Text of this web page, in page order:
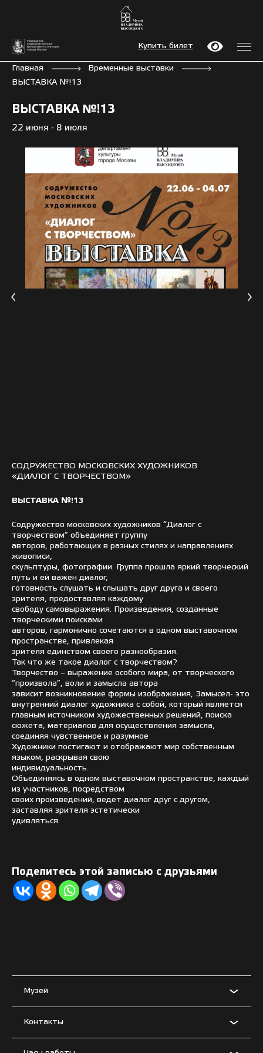
Купить билет
Главная
Временные выставки
ВЫСТАВКА №!13
ВЫСТАВКА №!13
22 июня - 8 июля
СОДРУЖЕСТВО МОСКОВСКИХ ХУДОЖНИКОВ
«ДИАЛОГ С ТВОРЧЕСТВОМ»
ВЫСТАВКА №!13
Содружество московских художников “Диалог с
творчеством” объединяет группу
авторов, работающих в разных стилях и направлениях
живописи,
скульптуры, фотографии. Группа прошла яркий творческий
путь и ей важен диалог,
готовность слушать и слышать друг друга и своего
зрителя, предоставляя каждому
свободу самовыражения. Произведения, созданные
творческими поисками
авторов, гармонично сочетаются в одном выставочном
пространстве, привлекая
зрителя единством своего разнообразия.
Так что же такое диалог с творчеством?
Творчество – выражение особого мира, от творческого
“произвола”, воли и замысла автора
зависит возникновение формы изображения, Замысел- это
внутренний диалог художника c собой, который является
главным источником художественных решений, поиска
сюжета, материалов для осуществления замысла,
соединяя чувственное и разумное
Художники постигают и отображают мир собственным
языком, раскрывая свою
индивидуальность.
Объединяясь в одном выставочном пространстве, каждый
из участников, посредством
своих произведений, ведет диалог друг с другом,
заставляя зрителя эстетически
удивляться.
Поделитесь этой записью с друзьями
Музей
Контакты